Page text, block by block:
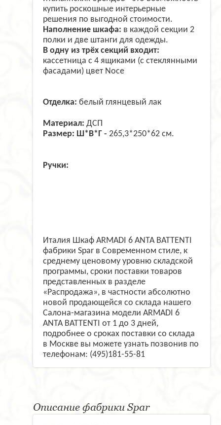
купить роскошные интерьерные
решения по выгодной стоимости.
Наполнение шкафа: в каждой секции 2
полки и две штанги для одежды.
В одну из трёх секций входит:
кассетница с 4 ящиками (с стеклянными
фасадами) цвет Noce
Отделка: белый глянцевый лак
Материал: ДСП
Размер: Ш*В*Г - 265,3*250*62 см.
Ручки:
Италия Шкаф ARMADI 6 ANTA BATTENTI
фабрики Spar в Современном стиле, к
среднему ценовому уровню складской
программы, сроки поставки товаров
представленных в разделе
«Распродажа», в частности абсолютно
новой продающейся со склада нашего
Салона-магазина модели ARMADI 6
ANTA BATTENTI от 1 до 3 дней,
подробнее о сроках поставки со склада
в Москве вы можете узнать позвонив по
телефонам: (495)181-55-81
Описание фабрики Spar